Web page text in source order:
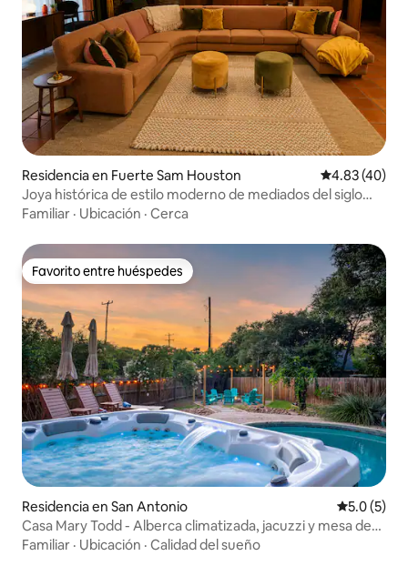
Residencia en Fuerte Sam Houston Calificación
4.83 (40)
Joya histórica de estilo moderno de mediados del siglo
pasado
Familiar · Ubicación · Cerca
Favorito entre huéspedes
Favorito entre huéspedes
Residencia en San Antonio
5.0 (5)
Casa Mary Todd - Alberca climatizada, jacuzzi y mesa de
billar
Familiar · Ubicación · Calidad del sueño